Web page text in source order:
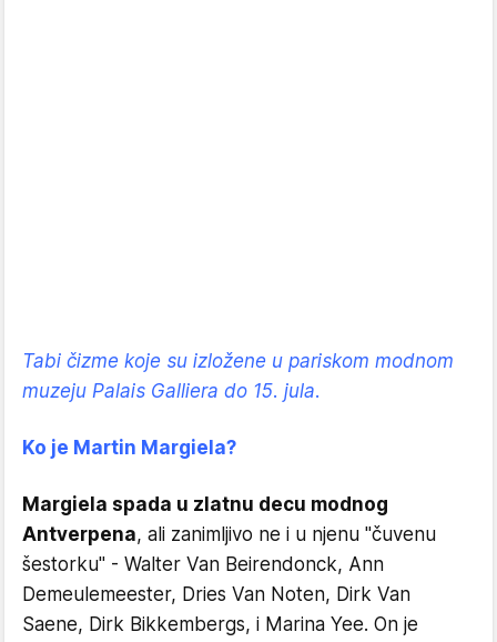
Tabi čizme koje su izložene u pariskom modnom
muzeju Palais Galliera do 15. jula.
Ko je Martin Margiela?
Margiela spada u zlatnu decu modnog
Antverpena, ali zanimljivo ne i u njenu "čuvenu
šestorku" - Walter Van Beirendonck, Ann
Demeulemeester, Dries Van Noten, Dirk Van
Saene, Dirk Bikkembergs, i Marina Yee. On je